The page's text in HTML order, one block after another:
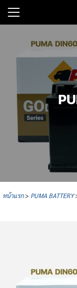
Skip
มและข่าว
จำหน่าย
บเรา
หน้าแรก> PUMA BATTERY